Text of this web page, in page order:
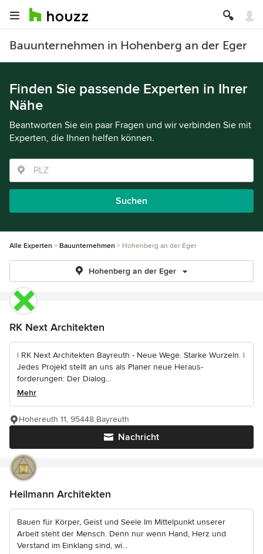
Bauunternehmen in Hohenberg an der Eger
Finden Sie passende Experten in Ihrer
Nähe
Beantworten Sie ein paar Fragen und wir verbinden Sie mit
Experten, die Ihnen helfen können.
Suchen
Alle Experten Bauunternehmen Hohenberg an der Eger
Hohenberg an der Eger
RK Next Architekten
| RK Next Architekten Bayreuth - Neue Wege. Starke Wurzeln. |
Jedes Projekt stellt an uns als Planer neue Heraus-
forderungen: Der Dialog...
Mehr
Nachricht
Hohereuth 11, 95448 Bayreuth
Heilmann Architekten
Bauen für Körper, Geist und Seele Im Mittelpunkt unserer
Arbeit steht der Mensch. Denn nur wenn Hand, Herz und
Verstand im Einklang sind, wi...